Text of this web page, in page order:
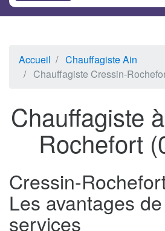
Accueil
Chauffagiste Ain
Chauffagiste Cressin-
Chauffagiste
Rochefort
Cressin-
Les avantages
services